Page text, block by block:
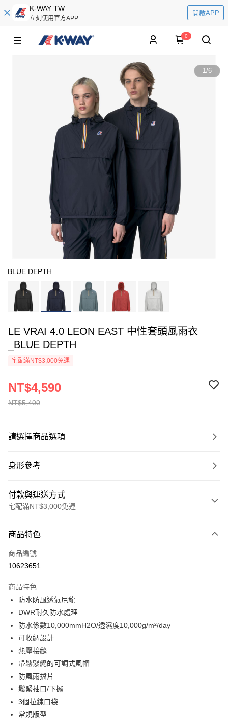
K-WAY TW
立刻使用官方APP
開啟APP
0
1/6
BLUE DEPTH
LE VRAI 4.0 LEON EAST 中性套頭風雨衣
_BLUE DEPTH
宅配滿NT$3,000免運
NT$5,400
NT$4,590
請選擇商品選項
身形參考
付款與運送方式
宅配滿NT$3,000免運
信用卡一次付款
信用卡分期付款
合作金庫商業銀行
華南商業銀行
上海商業儲蓄銀行
國泰世華商業銀行
兆豐國際商業銀行
臺灣中小企業銀行
匯豐（台灣）商業銀行
聯邦商業銀行
元大商業銀行
玉山商業銀行
台新國際商業銀行
台灣樂天信用卡公司
LINE Pay
Apple Pay
街口支付
悠遊付
AFTEE先享後付
相關說明
【關於「AFTEE先享後付」】
商品特色
商品編號
10623651
商品特色
防水防風透氣尼龍
DWR耐久防水處理
防水係數10,000mmH2O/透濕度10,000g/m²/day
可收納設計
熱壓接縫
帶鬆緊繩的可調式風帽
防風雨擋片
鬆緊袖口/下擺
3個拉鍊口袋
常規版型